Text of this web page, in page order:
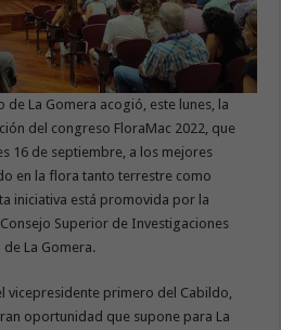
de La Gomera acogió, este lunes, la
del congreso FloraMac 2022, que
16 de septiembre, a los mejores
en la flora tanto terrestre como
iniciativa está promovida por la
Superior de Investigaciones
de La Gomera.
vicepresidente primero del Cabildo,
oportunidad que supone para La